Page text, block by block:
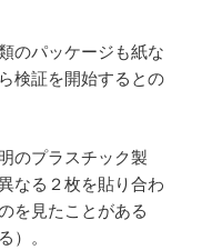
のパッケージも紙な
検証を開始するとの
のプラスチック製
なる２枚を貼り合わ
を見たことがある
）。